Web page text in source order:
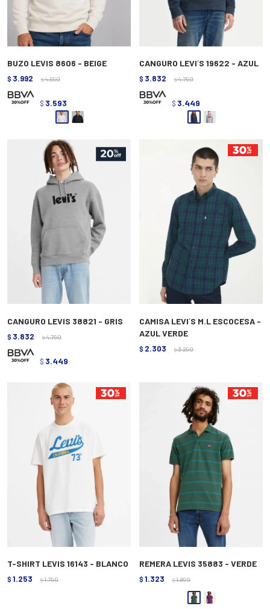
BUZO LEVIS 8606 - BEIGE
$ 3.992 $ 4.990
$ 3.593
CANGURO LEVI´S 19622 - AZUL
$ 3.832 $ 4.790
$ 3.449
CANGURO LEVIS 38821 - GRIS
$ 3.832 $ 4.790
$ 3.449
CAMISA LEVI´S M.L ESCOCESA -
AZUL VERDE
$ 2.303 $ 3.290
T-SHIRT LEVIS 16143 - BLANCO
$ 1.253 $ 1.790
REMERA LEVIS 35883 - VERDE
$ 1.323 $ 1.890